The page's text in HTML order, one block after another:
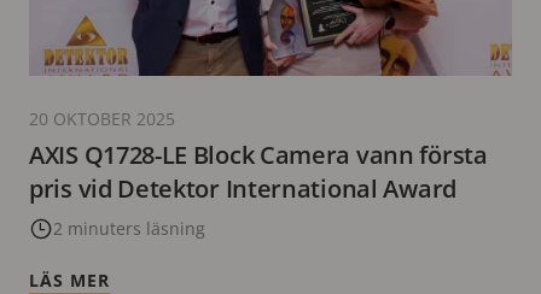
AXIS Q1728-LE Block Camera vann första
pris vid Detektor International Award
2 minuters läsning
20 OKTOBER 2025
LÄS MER